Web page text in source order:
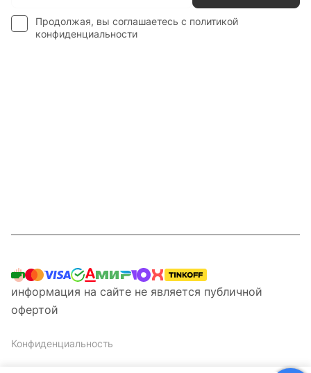
Продолжая, вы соглашаетесь с политикой
конфиденциальности
информация на сайте не является публичной
офертой
Конфиденциальность